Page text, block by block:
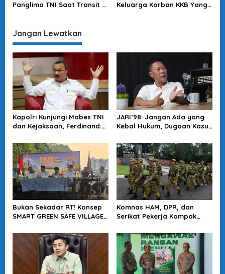
Panglima TNI Saat Transit Di
Keluarga Korban KKB Yang
Jangan Lewatkan
Kapolri Kunjungi Mabes TNI
dan Kejaksaan, Ferdinand:
Soliditas Antar Lembaga
JARI’98: Jangan Ada yang
Kebal Hukum, Dugaan Kasus
Tuntas
Bukan Sekadar RT! Konsep
SMART GREEN SAFE VILLAGE
Depan Kota
Komnas HAM, DPR, dan
Serikat Pekerja Kompak
KDMP Diusut